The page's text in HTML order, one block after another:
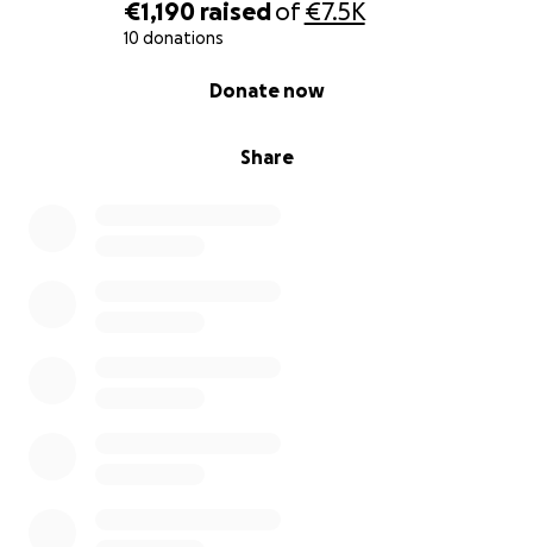
€1,190 raisedof€7.5K
10 donations
Share
Donate now